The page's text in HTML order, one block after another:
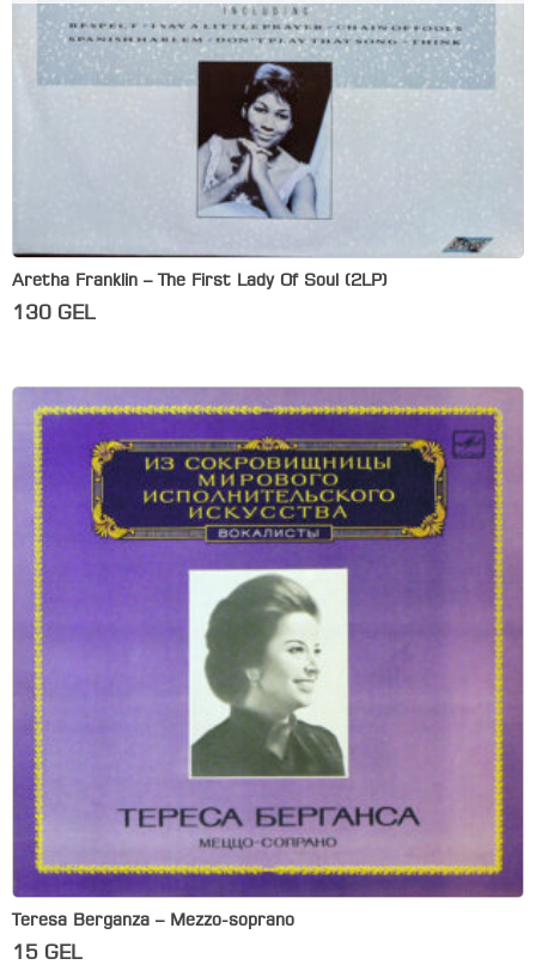
Aretha Franklin – The First Lady Of Soul (2LP)
130 GEL
Teresa Berganza – Mezzo-soprano
15 GEL